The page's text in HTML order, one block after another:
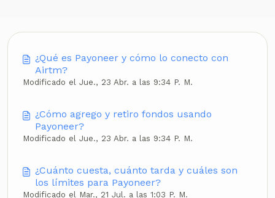
¿Qué es Payoneer y cómo lo conecto con
Airtm?
Modificado el Jue., 23 Abr. a las 9:34 P. M.
¿Cómo agrego y retiro fondos usando
Payoneer?
Modificado el Jue., 23 Abr. a las 9:34 P. M.
¿Cuánto cuesta, cuánto tarda y cuáles son
los límites para Payoneer?
Modificado el Mar., 21 Jul. a las 1:03 P. M.